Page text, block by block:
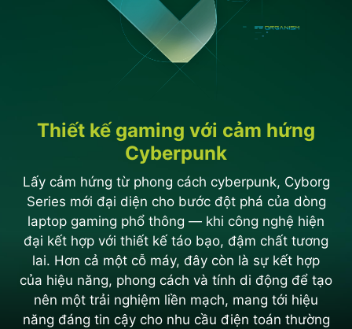
Thiết kế gaming với cảm hứng
Cyberpunk
Lấy cảm hứng từ phong cách cyberpunk, Cyborg
Series mới đại diện cho bước đột phá của dòng
laptop gaming phổ thông — khi công nghệ hiện
đại kết hợp với thiết kế táo bạo, đậm chất tương
lai. Hơn cả một cỗ máy, đây còn là sự kết hợp
của hiệu năng, phong cách và tính di động để tạo
nên một trải nghiệm liền mạch, mang tới hiệu
năng đáng tin cậy cho nhu cầu điện toán thường